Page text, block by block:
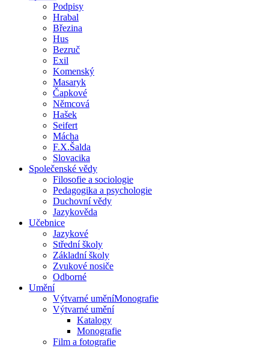
Podpisy
Hrabal
Březina
Hus
Bezruč
Exil
Komenský
Masaryk
Čapkové
Němcová
Hašek
Seifert
Mácha
F.X.Šalda
Slovacika
Společenské vědy
Filosofie a sociologie
Pedagogika a psychologie
Duchovní vědy
Jazykověda
Učebnice
Jazykové
Střední školy
Základní školy
Zvukové nosiče
Odborné
Umění
Výtvarné uměníMonografie
Výtvarné umění
Katalogy
Monografie
Film a fotografie